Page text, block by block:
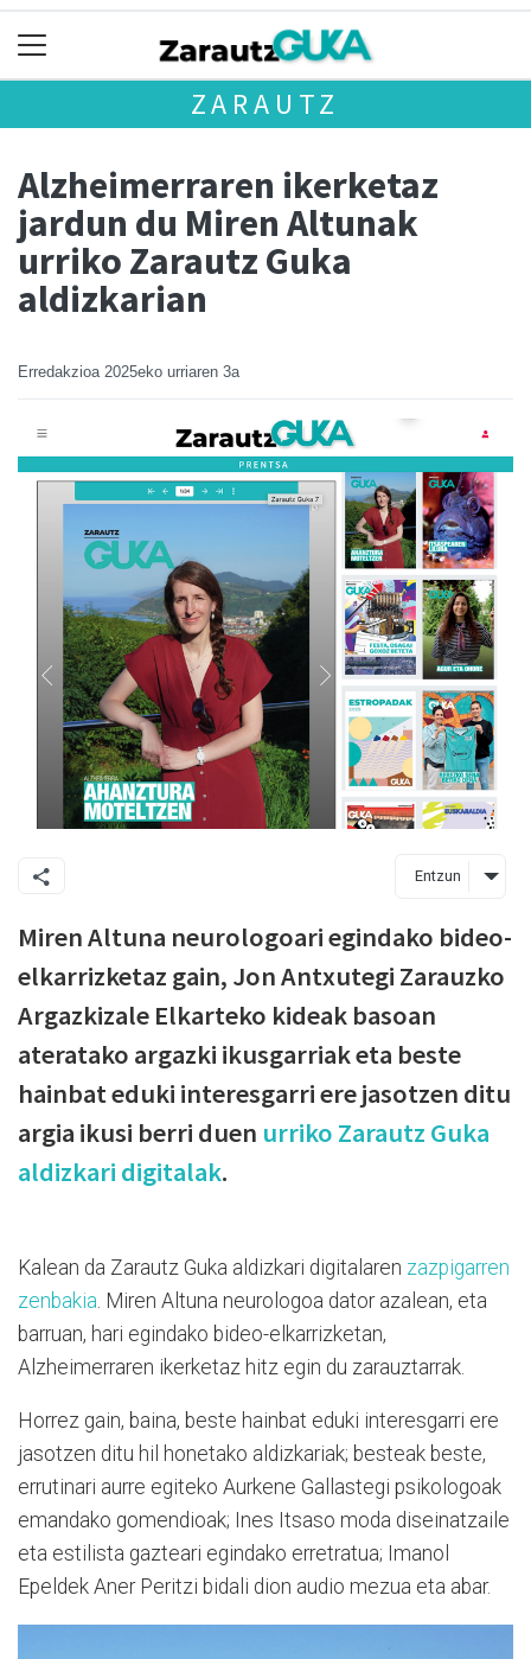
ZARAUTZ
Alzheimerraren ikerketaz
jardun du Miren Altunak
urriko Zarautz Guka
aldizkarian
Erredakzioa 2025eko urriaren 3a
Entzun
Miren Altuna neurologoari egindako bideo-
elkarrizketaz gain, Jon Antxutegi Zarauzko
Argazkizale Elkarteko kideak basoan
ateratako argazki ikusgarriak eta beste
hainbat eduki interesgarri ere jasotzen ditu
argia ikusi berri duen urriko Zarautz Guka
aldizkari digitalak.
Kalean da Zarautz Guka aldizkari digitalaren zazpigarren
zenbakia . Miren Altuna neurologoa dator azalean, eta
barruan, hari egindako bideo-elkarrizketan,
Alzheimerraren ikerketaz hitz egin du zarauztarrak.
Horrez gain, baina, beste hainbat eduki interesgarri ere
jasotzen ditu hil honetako aldizkariak; besteak beste,
errutinari aurre egiteko Aurkene Gallastegi psikologoak
emandako gomendioak; Ines Itsaso moda diseinatzaile
eta estilista gazteari egindako erretratua; Imanol
Epeldek Aner Peritzi bidali dion audio mezua eta abar.